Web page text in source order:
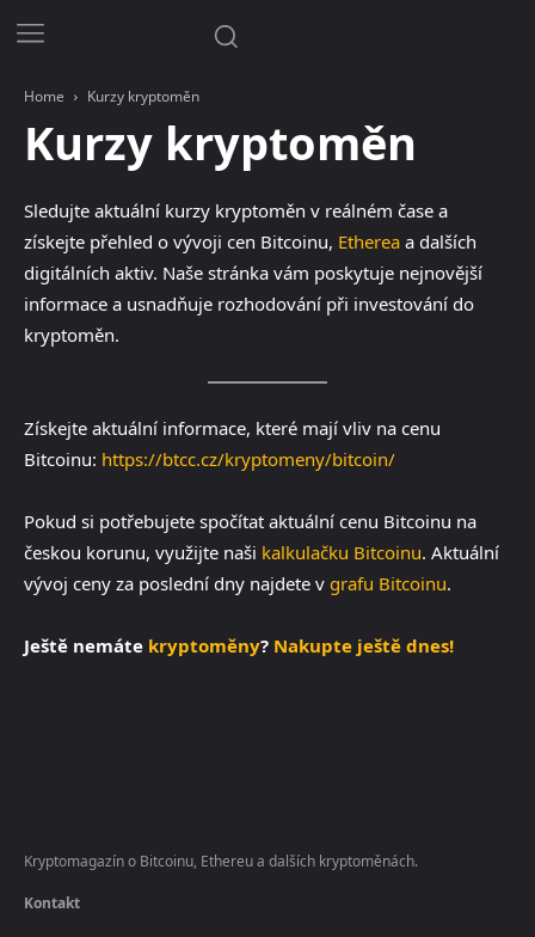
Home Kurzy kryptoměn
Kurzy kryptoměn
Sledujte aktuální kurzy kryptoměn v reálném čase a
získejte přehled o vývoji cen Bitcoinu, Etherea a dalších
digitálních aktiv. Naše stránka vám poskytuje nejnovější
informace a usnadňuje rozhodování při investování do
kryptoměn.
Získejte aktuální informace, které mají vliv na cenu
Bitcoinu: https://btcc.cz/kryptomeny/bitcoin/
Pokud si potřebujete spočítat aktuální cenu Bitcoinu na
českou korunu, využijte naši kalkulačku Bitcoinu. Aktuální
vývoj ceny za poslední dny najdete v grafu Bitcoinu.
Ještě nemáte kryptoměny? Nakupte ještě dnes!
Kryptomagazín o Bitcoinu, Ethereu a dalších kryptoměnách.
Kontakt